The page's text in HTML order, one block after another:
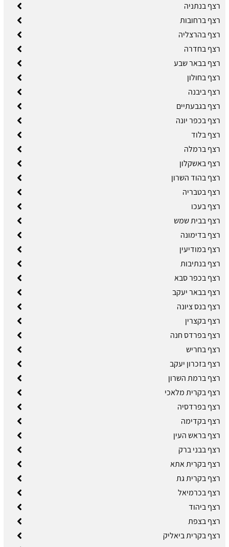
רצף בנתניה
רצף ברחובות
רצף בהרצליה
רצף בחדרה
רצף בבאר שבע
רצף בחולון
רצף ביבנה
רצף בגבעתיים
רצף בכפר יונה
רצף בלוד
רצף ברמלה
רצף באשקלון
רצף בהוד השרון
רצף בטבריה
רצף בעכו
רצף בבית שמש
רצף בדימונה
רצף במודיעין
רצף בנתיבות
רצף בכפר סבא
רצף בבאר יעקב
רצף בנס ציונה
רצף בקצרין
רצף בפרדס חנה
רצף בחריש
רצף בזכרון יעקב
רצף ברמת השרון
רצף בקרית מלאכי
רצף בפרדסיה
רצף בקדימה
רצף בראש העין
רצף בבני ברק
רצף בקרית אתא
רצף בקרית גת
רצף בכרמיאל
רצף ביהוד
רצף בצפת
רצף בקרית ביאליק